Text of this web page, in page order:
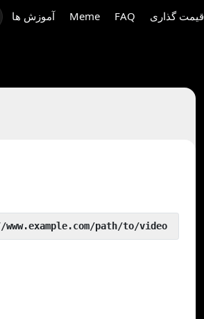
آموزش ها Meme FAQ قیمت گذاری